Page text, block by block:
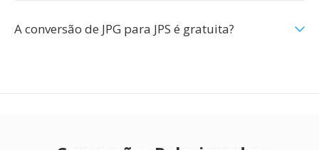
A conversão de JPG para JPS é gratuita?